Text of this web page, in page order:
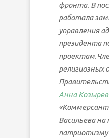
фронта. В
работала
управления
президента
религиозных
Анна
Васильева